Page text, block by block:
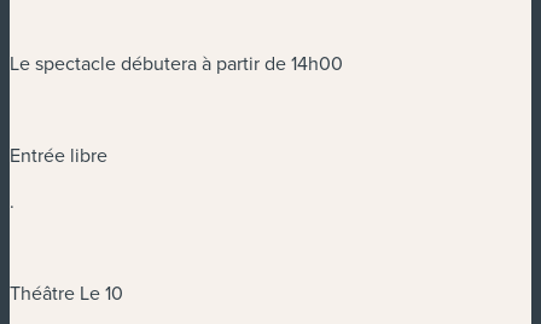
Le spectacle débutera à partir de 14h00
Entrée libre
.
Théâtre Le 10